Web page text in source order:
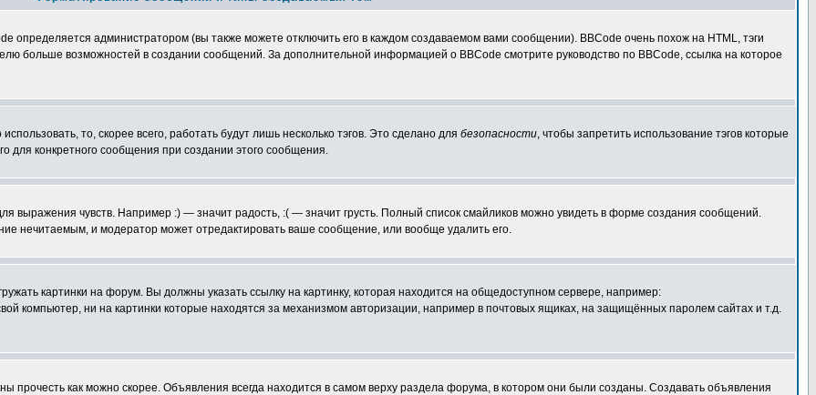
определяется администратором (вы также можете отключить его в каждом создаваемом вами сообщении). BBCode очень похож на HTML, тэги
больше возможностей в создании сообщений. За дополнительной информацией о BBCode смотрите руководство по BBCode, ссылка на которое
то, скорее всего, работать будут лишь несколько тэгов. Это сделано для безопасности, чтобы запретить использование тэгов которые
для конкретного сообщения при создании этого сообщения.
выражения чувств. Например :) — значит радость, :( — значит грусть. Полный список смайликов можно увидеть в форме создания сообщений.
нечитаемым, и модератор может отредактировать ваше сообщение, или вообще удалить его.
картинки на форум. Вы должны указать ссылку на картинку, которая находится на общедоступном сервере, например:
компьютер, ни на картинки которые находятся за механизмом авторизации, например в почтовых ящиках, на защищённых паролем сайтах и т.д.
как можно скорее. Объявления всегда находится в самом верху раздела форума, в котором они были созданы. Создавать объявления